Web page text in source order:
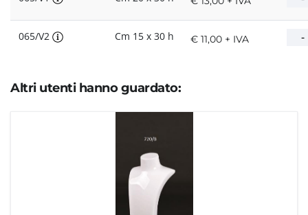
065/V2 Cm 15 x 30 h € 11,00 + IVA
Altri utenti hanno guardato: